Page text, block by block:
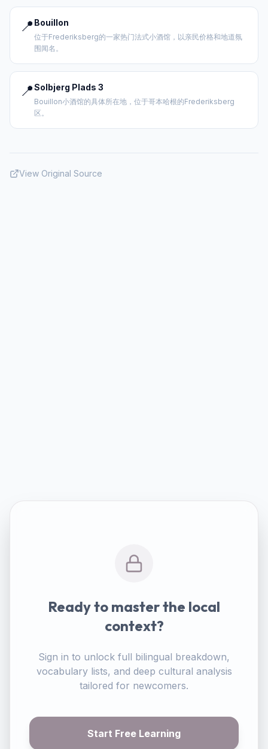
📍 Bouillon
位于Frederiksberg的一家热门法式小酒馆，以亲民价格和地道氛
围闻名。
📍Solbjerg Plads 3
Bouillon小酒馆的具体所在地，位于哥本哈根的Frederiksberg
区。
View Original Source
Ready to master the local
context?
Sign in to unlock full bilingual breakdown,
vocabulary lists, and deep cultural analysis
tailored for newcomers.
Start Free Learning